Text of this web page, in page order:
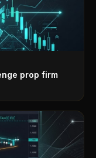
prop firm